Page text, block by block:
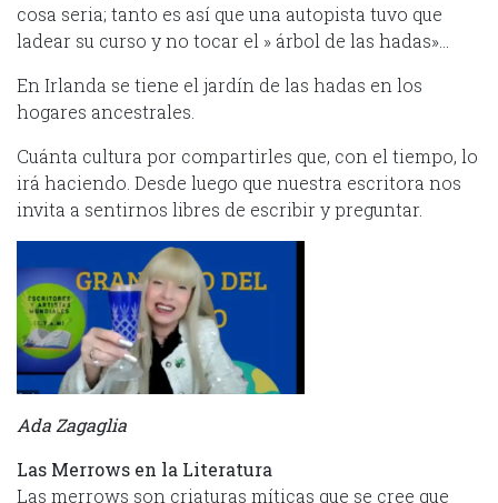
cosa seria; tanto es así que una autopista tuvo que
ladear su curso y no tocar el » árbol de las hadas»…
En Irlanda se tiene el jardín de las hadas en los
hogares ancestrales.
Cuánta cultura por compartirles que, con el tiempo, lo
irá haciendo. Desde luego que nuestra escritora nos
invita a sentirnos libres de escribir y preguntar.
Ada Zagaglia
Las Merrows en la Literatura
Las merrows son criaturas míticas que se cree que